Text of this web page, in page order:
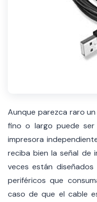
Aunque parezca raro
fino o largo puede
impresora
reciba bien la señal de
veces están
periféricos que
caso de que el cable